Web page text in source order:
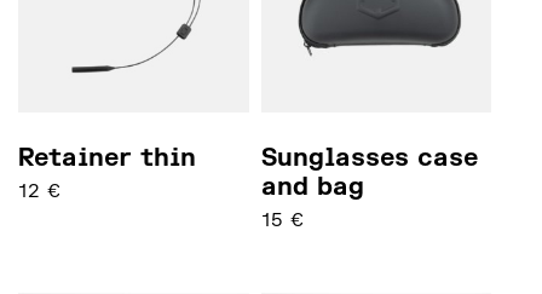
Retainer thin
12 €
Sunglasses case
and bag
15 €